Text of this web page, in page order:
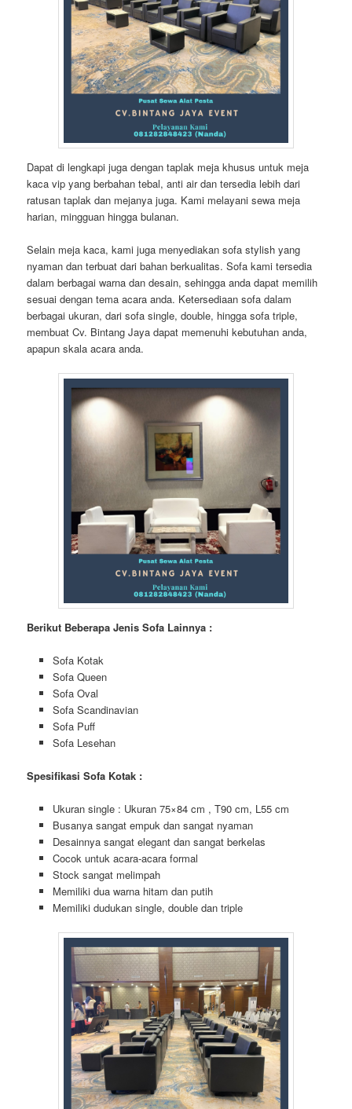
Dapat di lengkapi juga dengan taplak meja khusus untuk meja
kaca vip yang berbahan tebal, anti air dan tersedia lebih dari
ratusan taplak dan mejanya juga. Kami melayani sewa meja
harian, mingguan hingga bulanan.
Selain meja kaca, kami juga menyediakan sofa stylish yang
nyaman dan terbuat dari bahan berkualitas. Sofa kami tersedia
dalam berbagai warna dan desain, sehingga anda dapat memilih
sesuai dengan tema acara anda. Ketersediaan sofa dalam
berbagai ukuran, dari sofa single, double, hingga sofa triple,
membuat Cv. Bintang Jaya dapat memenuhi kebutuhan anda,
apapun skala acara anda.
Berikut Beberapa Jenis Sofa Lainnya :
Sofa Kotak
Sofa Queen
Sofa Oval
Sofa Scandinavian
Sofa Puff
Sofa Lesehan
Spesifikasi Sofa Kotak :
Ukuran single : Ukuran 75×84 cm , T90 cm, L55 cm
Busanya sangat empuk dan sangat nyaman
Desainnya sangat elegant dan sangat berkelas
Cocok untuk acara-acara formal
Stock sangat melimpah
Memiliki dua warna hitam dan putih
Memiliki dudukan single, double dan triple